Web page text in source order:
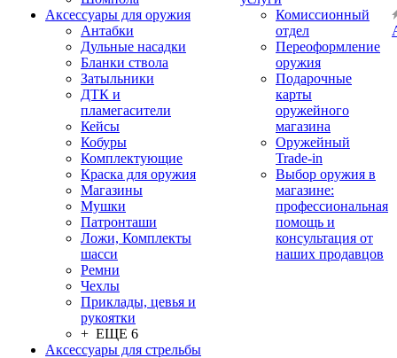
Аксессуары для оружия
Антабки
Дульные насадки
Бланки ствола
Затыльники
ДТК и
пламегасители
Кейсы
Кобуры
Комплектующие
Краска для оружия
Магазины
Мушки
Патронташи
Ложи, Комплекты
шасси
Ремни
Чехлы
Приклады, цевья и
рукоятки
+ ЕЩЕ 6
Аксессуары для стрельбы
Комиссионный
отдел
Переоформление
оружия
Подарочные
карты
оружейного
магазина
Оружейный
Trade-in
Выбор оружия в
магазине:
профессиональная
помощь и
консультация от
наших продавцов